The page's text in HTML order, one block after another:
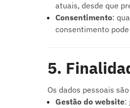
atuais, desde que
Consentimento:
consentimento
5.
Os dados pessoais
Gestão do website: